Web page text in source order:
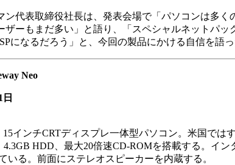
代表取締役社長は、発表会場で「パソコンは多
ーもまだ多い」と語り、「スペシャルネットパッ
になるだろう」と、今回の製品にかける自信を語っ
Neo
インチCRTディスプレ一体型パソコン。米国では
4.3GB HDD、最大20倍速CD-ROMを搭載する。イ
いる。前面にステレオスピーカーを内蔵する。